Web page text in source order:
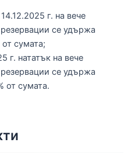
г. на вече
се удържа
сумата;
г. нататък на вече
се удържа
от сумата.